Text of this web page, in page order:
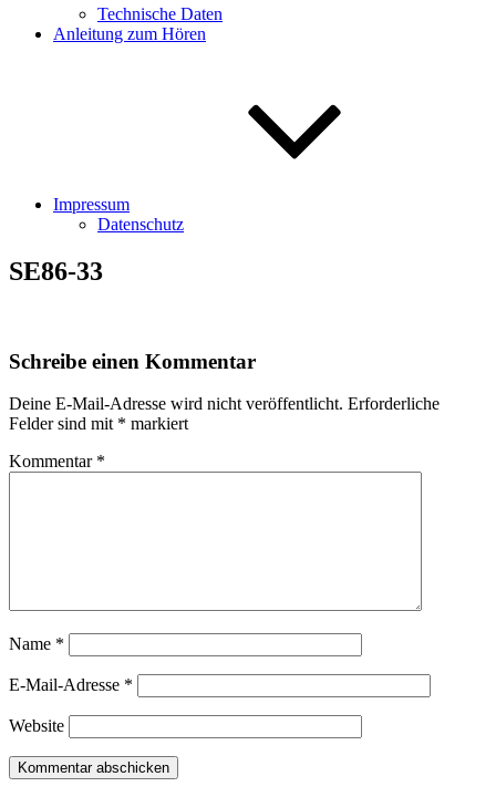
Technische Daten
Anleitung zum Hören
Impressum
Datenschutz
SE86-33
Schreibe einen Kommentar
Deine E-Mail-Adresse wird nicht veröffentlicht. Erforderliche
Felder sind mit * markiert
Kommentar *
Name *
E-Mail-Adresse *
Website